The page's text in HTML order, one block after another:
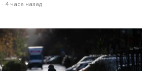
4 часа назад